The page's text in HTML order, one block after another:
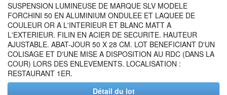
SUSPENSION LUMINEUSE DE MARQUE SLV MODELE
FORCHINI 50 EN ALUMINIUM ONDULEE ET LAQUEE DE
COULEUR OR A L'INTERIEUR ET BLANC MATT A
L'EXTERIEUR. FILIN EN ACIER DE SECURITE. HAUTEUR
AJUSTABLE. ABAT-JOUR 50 X 28 CM. LOT BENEFICIANT D'UN
COLISAGE ET D'UNE MISE A DISPOSITION AU RDC (DANS LA
COUR) LORS DES ENLEVEMENTS. LOCALISATION :
RESTAURANT 1ER.
Détail du lot